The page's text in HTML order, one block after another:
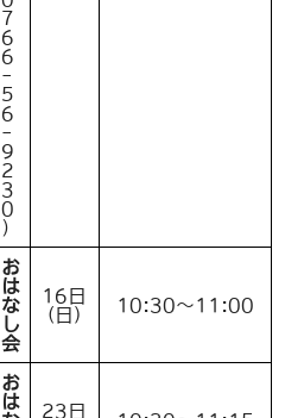
7
6
6
-
5
6
-
9
2
3
0
）
お
は
な
し
会
16日
(日)
10:30～11:00
お
は
23日